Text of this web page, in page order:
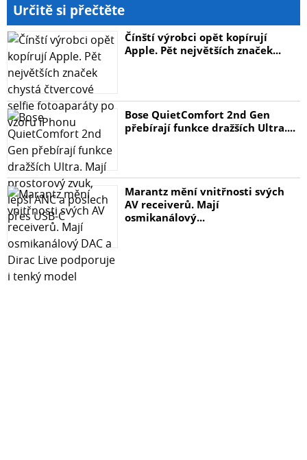
Určitě si přečtěte
Čínští výrobci opět kopírují
Apple. Pět největších značek...
Bose QuietComfort 2nd Gen
přebírají funkce dražších Ultra....
Marantz mění vnitřnosti svých
AV receiverů. Mají
osmikanálový...